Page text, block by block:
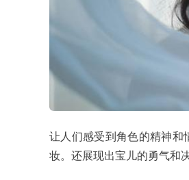
让人们感受到角色的精神和
妆。还展现出宝儿的勇气和